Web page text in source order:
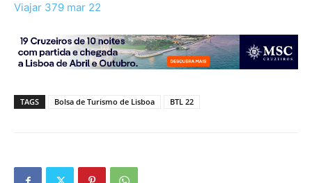
Viajar 379 mar 22
TAGS Bolsa de Turismo de Lisboa BTL 22